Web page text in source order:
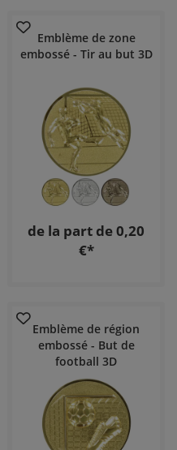
Emblème de zone
embossé - Tir au but 3D
de la part de 0,20
€*
Emblème de région
embossé - But de
football 3D